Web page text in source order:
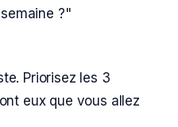
?"
Priorisez les 3
eux que vous allez